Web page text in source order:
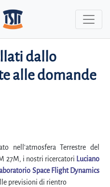
dallo
alle domande
nell'atmosfera Terrestre del
27M, i nostri ricercatori Luciano
Space Flight Dynamics
previsioni di rientro